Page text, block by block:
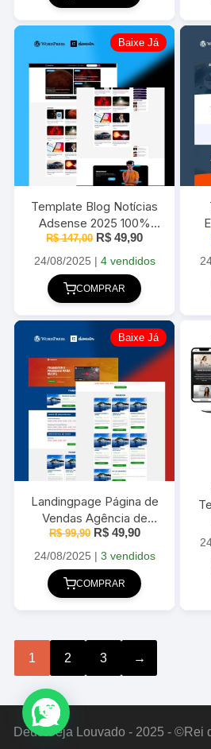
Baixe Já
Template Blog Notícias
Adsense 2025 100%
Editável 2025
R$147,00 O
original
era:
R$ 147,00.
R$ 49,90O
atual
24/08/2025 | 4 vendidos
COMPRAR
Baixe Já
Landingpage Página de
Vendas Agência de
Viagens 100% Editável
2025
R$99,90 O
original
era:
R$ 99,90.
R$49,90O
atual
R$ 49,90.
24/08/2025 | 3 vendidos
COMPRAR
1 2 3 →
Deus Seja Louvado - 2025 - ©Rei